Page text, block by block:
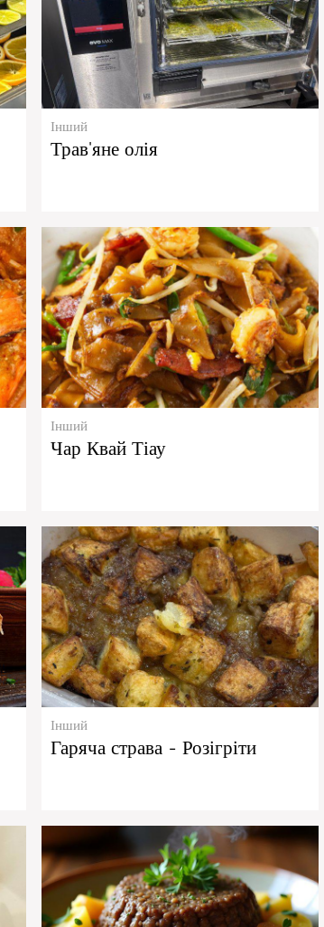
Інший
Трав'яне олія
Інший
Чар Квай Тіау
Інший
Гаряча страва - Розігріти